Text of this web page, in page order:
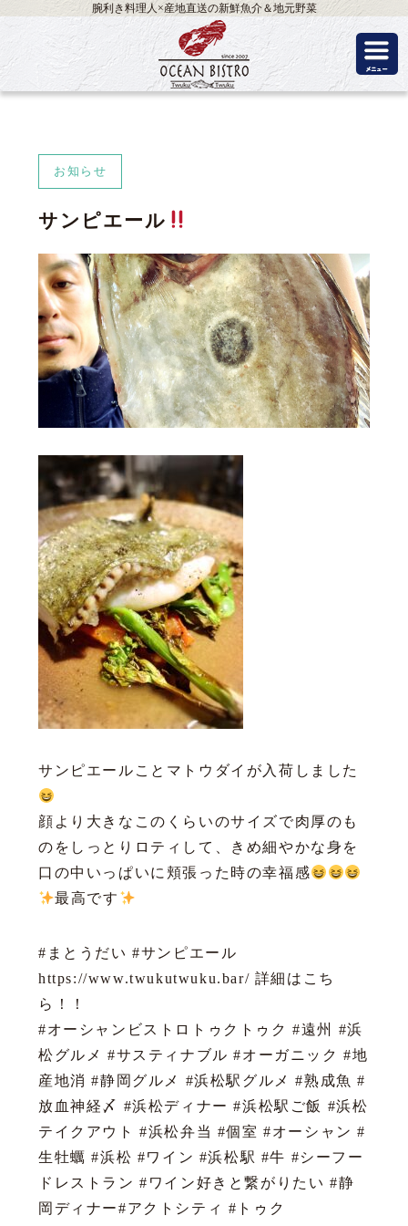
腕利き料理人×産地直送の新鮮魚介＆地元野菜
お知らせ
サンピエール
サンピエールことマトウダイが入荷しました
顔より大きなこのくらいのサイズで肉厚のも
のをしっとりロティして、きめ細やかな身を
口の中いっぱいに頬張った時の幸福感
最高です
#まとうだい #サンピエール
https://www.twukutwuku.bar/ 詳細はこち
ら！！
#オーシャンビストロトゥクトゥク #遠州 #浜
松グルメ #サスティナブル #オーガニック #地
産地消 #静岡グルメ #浜松駅グルメ #熟成魚 #
放血神経〆 #浜松ディナー #浜松駅ご飯 #浜松
テイクアウト #浜松弁当 #個室 #オーシャン #
生牡蠣 #浜松 #ワイン #浜松駅 #牛 #シーフー
ドレストラン #ワイン好きと繋がりたい #静
岡ディナー#アクトシティ #トゥク